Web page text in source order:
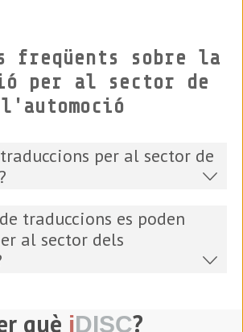
freqüents sobre la
per al sector de
l'automoció
per al sector de
traduccions es poden
al sector dels
què iDISC?